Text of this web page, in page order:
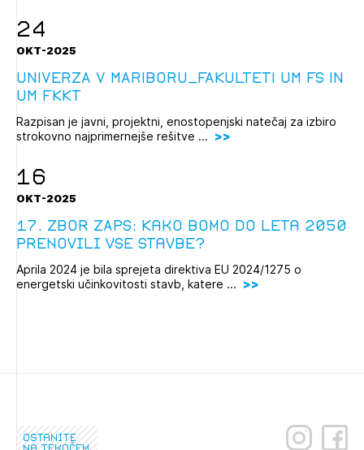
24
OKT-2025
UNIVERZA V MARIBORU_FAKULTETI UM FS IN
UM FKKT
Razpisan je javni, projektni, enostopenjski natečaj za izbiro
strokovno najprimernejše rešitve ...
16
OKT-2025
17. Zbor ZAPS: Kako bomo do leta 2050
prenovili vse stavbe?
Aprila 2024 je bila sprejeta direktiva EU 2024/1275 o
energetski učinkovitosti stavb, katere ...
ostanite